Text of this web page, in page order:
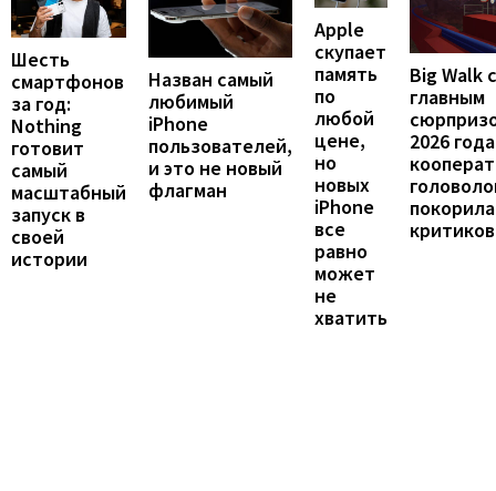
Шесть
смартфонов
за год:
Nothing
готовит
самый
масштабный
запуск в
своей
истории
Назван самый
любимый
iPhone
пользователей,
и это не новый
флагман
Apple
скупает
память
по
любой
цене,
но
новых
iPhone
все
равно
может
не
хватить
Big Walk
главным
2026
покорила
критиков